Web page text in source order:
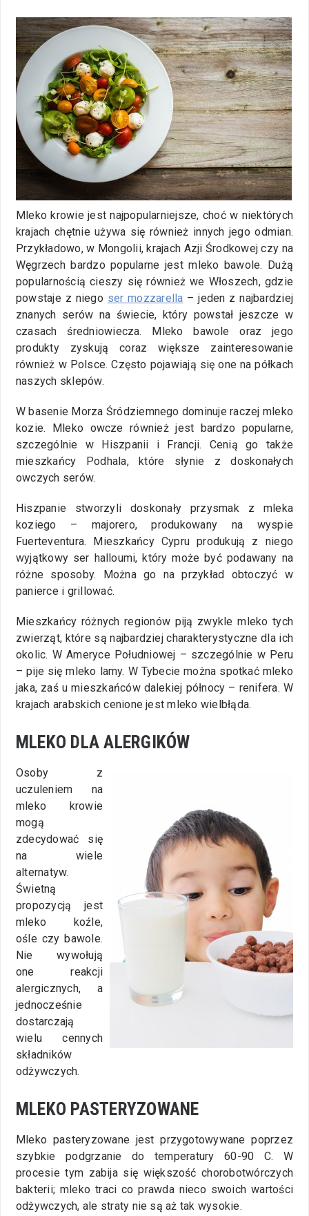
Mleko krowie jest najpopularniejsze, choć w niektórych
krajach chętnie używa się również innych jego odmian.
Przykładowo, w Mongolii, krajach Azji Środkowej czy na
Węgrzech bardzo popularne jest mleko bawole. Dużą
popularnością cieszy się również we Włoszech, gdzie
powstaje z niego ser mozzarella – jeden z najbardziej
znanych serów na świecie, który powstał jeszcze w
czasach średniowiecza. Mleko bawole oraz jego
produkty zyskują coraz większe zainteresowanie
również w Polsce. Często pojawiają się one na półkach
naszych sklepów.
W basenie Morza Śródziemnego dominuje raczej mleko
kozie. Mleko owcze również jest bardzo popularne,
szczególnie w Hiszpanii i Francji. Cenią go także
mieszkańcy Podhala, które słynie z doskonałych
owczych serów.
Hiszpanie stworzyli doskonały przysmak z mleka
koziego – majorero, produkowany na wyspie
Fuerteventura. Mieszkańcy Cypru produkują z niego
wyjątkowy ser halloumi, który może być podawany na
różne sposoby. Można go na przykład obtoczyć w
panierce i grillować.
Mieszkańcy różnych regionów piją zwykle mleko tych
zwierząt, które są najbardziej charakterystyczne dla ich
okolic. W Ameryce Południowej – szczególnie w Peru
– pije się mleko lamy. W Tybecie można spotkać mleko
jaka, zaś u mieszkańców dalekiej północy – renifera. W
krajach arabskich cenione jest mleko wielbłąda.
MLEKO DLA ALERGIKÓW
Osoby z
uczuleniem na
mleko krowie
mogą
zdecydować się
na wiele
alternatyw.
Świetną
propozycją jest
mleko koźle,
ośle czy bawole.
Nie wywołują
one reakcji
alergicznych, a
jednocześnie
dostarczają
wielu cennych
składników
odżywczych.
MLEKO PASTERYZOWANE
Mleko pasteryzowane jest przygotowywane poprzez
szybkie podgrzanie do temperatury 60-90 C. W
procesie tym zabija się większość chorobotwórczych
bakterii; mleko traci co prawda nieco swoich wartości
odżywczych, ale straty nie są aż tak wysokie.